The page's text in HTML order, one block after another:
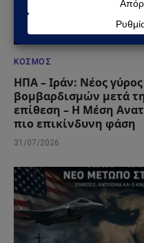
ΚΌΣΜΟΣ
ΗΠΑ – Ιράν: Νέος
βομβαρδισμών μετά
επίθεση – Η Μέση
πιο επικίνδυνη φάση
31/07/2026